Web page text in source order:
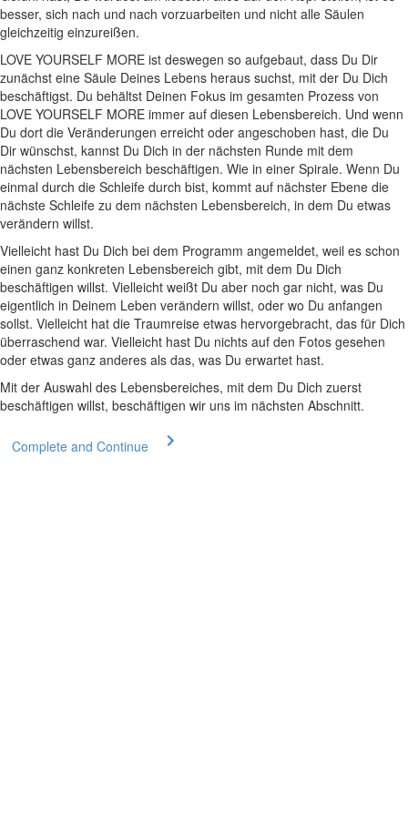
besser, sich nach und nach vorzuarbeiten und nicht alle Säulen
gleichzeitig einzureißen.
LOVE YOURSELF MORE ist deswegen so aufgebaut, dass Du Dir
zunächst eine Säule Deines Lebens heraus suchst, mit der Du Dich
beschäftigst. Du behältst Deinen Fokus im gesamten Prozess von
LOVE YOURSELF MORE immer auf diesen Lebensbereich. Und wenn
Du dort die Veränderungen erreicht oder angeschoben hast, die Du
Dir wünschst, kannst Du Dich in der nächsten Runde mit dem
nächsten Lebensbereich beschäftigen. Wie in einer Spirale. Wenn Du
einmal durch die Schleife durch bist, kommt auf nächster Ebene die
nächste Schleife zu dem nächsten Lebensbereich, in dem Du etwas
verändern willst.
Vielleicht hast Du Dich bei dem Programm angemeldet, weil es schon
einen ganz konkreten Lebensbereich gibt, mit dem Du Dich
beschäftigen willst. Vielleicht weißt Du aber noch gar nicht, was Du
eigentlich in Deinem Leben verändern willst, oder wo Du anfangen
sollst. Vielleicht hat die Traumreise etwas hervorgebracht, das für Dich
überraschend war. Vielleicht hast Du nichts auf den Fotos gesehen
oder etwas ganz anderes als das, was Du erwartet hast.
Mit der Auswahl des Lebensbereiches, mit dem Du Dich zuerst
beschäftigen willst, beschäftigen wir uns im nächsten Abschnitt.
Complete and Continue